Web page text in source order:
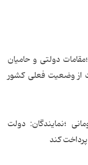
دولتی و حامیان
از وضعیت فعلی كشور
میلیاردتومانی ؛نمایندگان: دولت
کند